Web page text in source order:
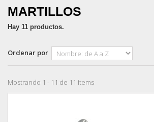
MARTILLOS
Hay 11 productos.
Ordenar por
Mostrando 1 - 11 de 11 items